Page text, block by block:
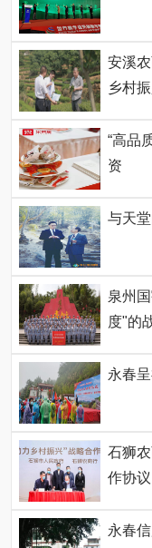
安溪
乡村
“高品
资
与天
泉州
度"的
永春
石狮
作协
永春